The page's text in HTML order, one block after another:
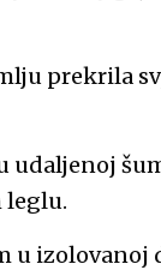
prekrila
udaljenoj
leglu.
u